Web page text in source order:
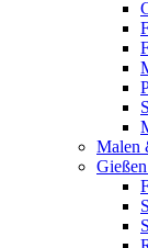
Malen